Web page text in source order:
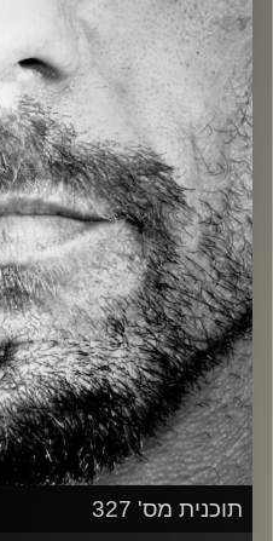
כל מה שחי, אמיתי ונושם.
עם שמוליק רגב.
קרדיט תמונות: David Goehring
תוכנית מס' 327